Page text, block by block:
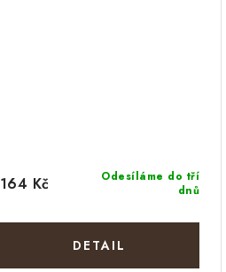
Odesíláme do tří
dnů
164 Kč